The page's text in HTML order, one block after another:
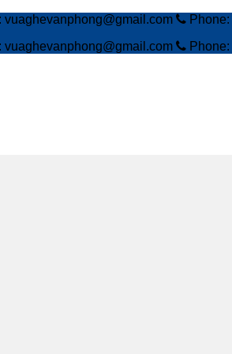
vuaghevanphong@gmail.com
vuaghevanphong@gmail.com